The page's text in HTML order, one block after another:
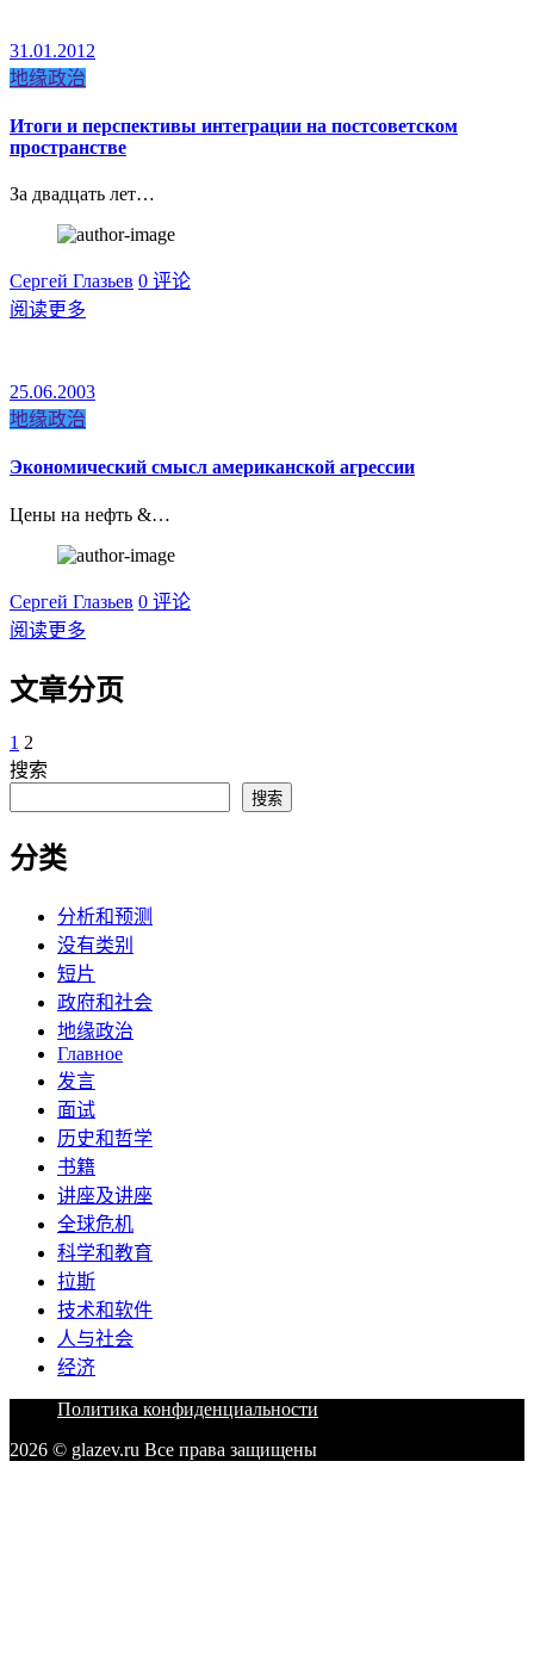
31.01.2012
地缘政治
Итоги и перспективы интеграции на постсоветском
пространстве
За двадцать лет…
Сергей Глазьев 0 评论
阅读更多
25.06.2003
地缘政治
Экономический смысл американской агрессии
Цены на нефть &…
Сергей Глазьев 0 评论
阅读更多
文章分页
1 2
搜索
搜索
分类
分析和预测
没有类别
短片
政府和社会
地缘政治
Главное
发言
面试
历史和哲学
书籍
讲座及讲座
全球危机
科学和教育
拉斯
技术和软件
人与社会
经济
Политика конфиденциальности
2026 © glazev.ru Все права защищены